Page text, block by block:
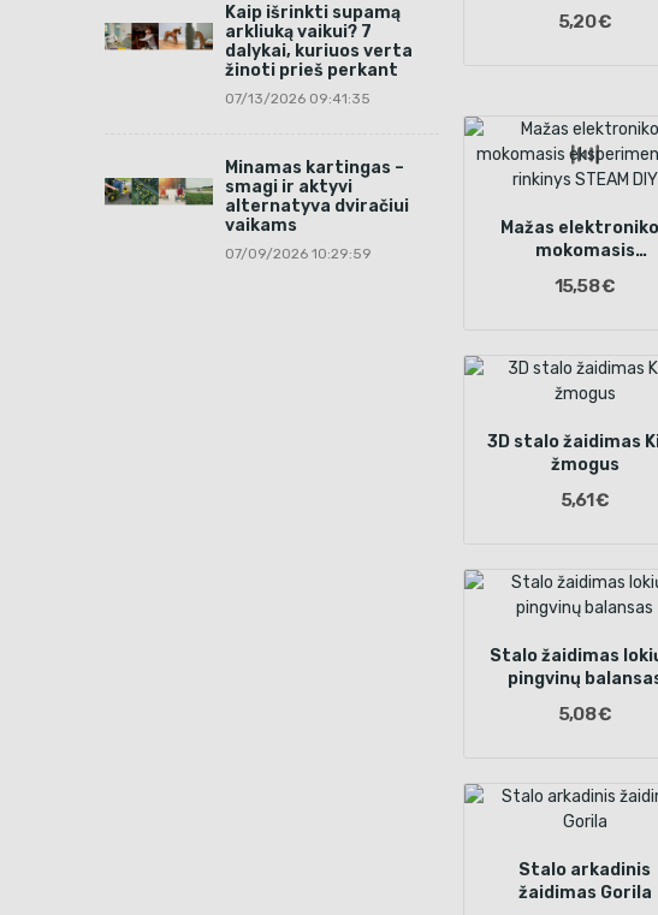
Kaip išrinkti supamą
arkliuką vaikui? 7
dalykai, kuriuos verta
žinoti prieš perkant
07/13/2026 09:41:35
Minamas kartingas –
smagi ir aktyvi
alternatyva dviračiui
vaikams
07/09/2026 10:29:59
5,20 €
Mažas
mokomasis
rinkinys STEAM DIY
15,58 €
3D stalo žaidimas
žmogus
5,61 €
Stalo žaidimas
pingvinų
5,08 €
Stalo arkadinis
žaidimas Gorila